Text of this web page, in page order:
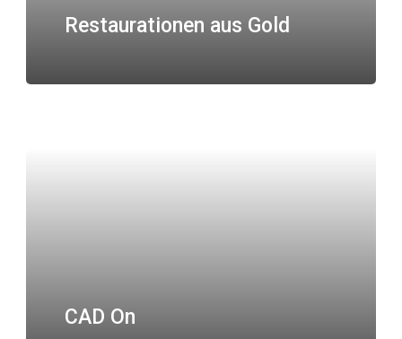
Restaurationen aus Gold
CAD On